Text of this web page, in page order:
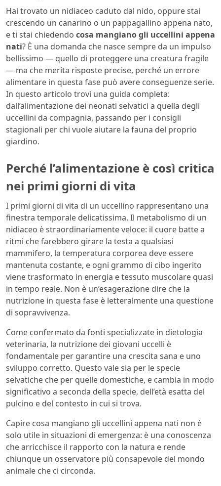
Hai trovato un nidiaceo caduto dal nido, oppure stai
crescendo un canarino o un pappagallino appena nato,
e ti stai chiedendo cosa mangiano gli uccellini appena
nati? È una domanda che nasce sempre da un impulso
bellissimo — quello di proteggere una creatura fragile
— ma che merita risposte precise, perché un errore
alimentare in questa fase può avere conseguenze serie.
In questo articolo trovi una guida completa:
dall’alimentazione dei neonati selvatici a quella degli
uccellini da compagnia, passando per i consigli
stagionali per chi vuole aiutare la fauna del proprio
giardino.
Perché l’alimentazione è così critica
nei primi giorni di vita
I primi giorni di vita di un uccellino rappresentano una
finestra temporale delicatissima. Il metabolismo di un
nidiaceo è straordinariamente veloce: il cuore batte a
ritmi che farebbero girare la testa a qualsiasi
mammifero, la temperatura corporea deve essere
mantenuta costante, e ogni grammo di cibo ingerito
viene trasformato in energia e tessuto muscolare quasi
in tempo reale. Non è un’esagerazione dire che la
nutrizione in questa fase è letteralmente una questione
di sopravvivenza.
Come confermato da fonti specializzate in dietologia
veterinaria, la nutrizione dei giovani uccelli è
fondamentale per garantire una crescita sana e uno
sviluppo corretto. Questo vale sia per le specie
selvatiche che per quelle domestiche, e cambia in modo
significativo a seconda della specie, dell’età esatta del
pulcino e del contesto in cui si trova.
Capire cosa mangiano gli uccellini appena nati non è
solo utile in situazioni di emergenza: è una conoscenza
che arricchisce il rapporto con la natura e rende
chiunque un osservatore più consapevole del mondo
animale che ci circonda.